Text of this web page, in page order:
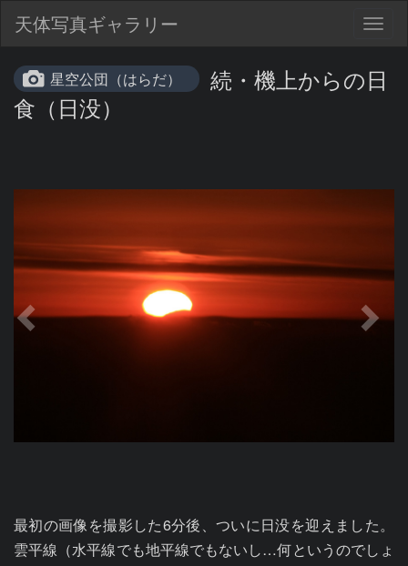
天体写真ギャラリー
星空公団（はらだ）
続・機上からの日
食（日没）
最初の画像を撮影した6分後、ついに日没を迎えました。
雲平線（水平線でも地平線でもないし…何というのでしょ